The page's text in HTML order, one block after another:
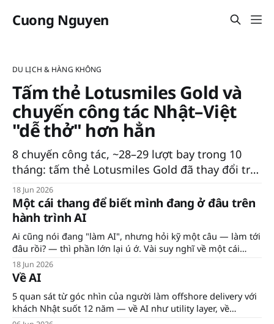
Cuong Nguyen
DU LỊCH & HÀNG KHÔNG
Tấm thẻ Lotusmiles Gold và
chuyến công tác Nhật–Việt
"dễ thở" hơn hẳn
8 chuyến công tác, ~28–29 lượt bay trong 10
tháng: tấm thẻ Lotusmiles Gold đã thay đổi trải
nghiệm bay Nhật–Việt của mình thế nào — và
vì sao nó hơn cả Priority Pass.
18 Jun 2026
Một cái thang để biết mình đang ở đâu trên
hành trình AI
Ai cũng nói đang "làm AI", nhưng hỏi kỹ một câu — làm tới
đâu rồi? — thì phần lớn lại ú ớ. Vài suy nghĩ về một cái
thang đo độ trưởng thành AI, và ba điều đáng giữ lại đằng
sau nó.
18 Jun 2026
Về AI
5 quan sát từ góc nhìn của người làm offshore delivery với
khách Nhật suốt 12 năm — về AI như utility layer, về
prioritization, về differentiator, về workforce bị bỏ lại, và về